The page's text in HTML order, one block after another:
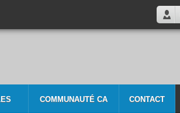
COMMUNAUTÉ CA CONTACT